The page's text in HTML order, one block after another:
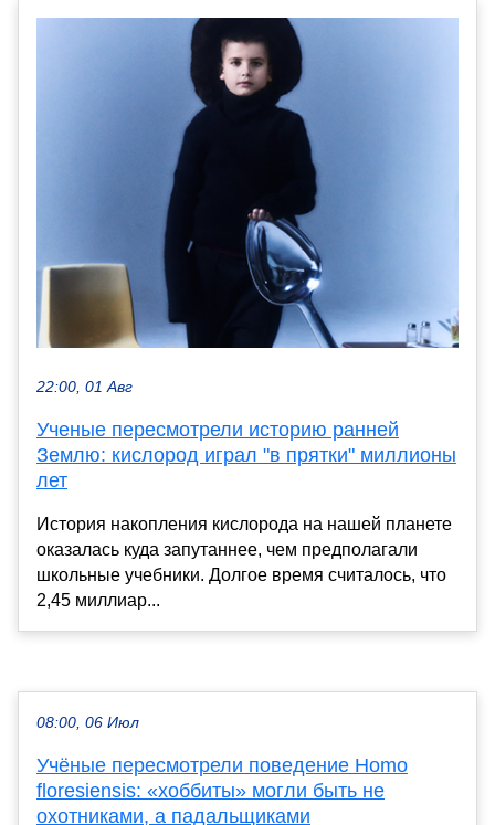
22:00, 01 Авг
Ученые пересмотрели историю ранней
Землю: кислород играл "в прятки" миллионы
лет
История накопления кислорода на нашей планете
оказалась куда запутаннее, чем предполагали
школьные учебники. Долгое время считалось, что
2,45 миллиар...
08:00, 06 Июл
Учёные пересмотрели поведение Homo
floresiensis: «хоббиты» могли быть не
охотниками, а падальщиками